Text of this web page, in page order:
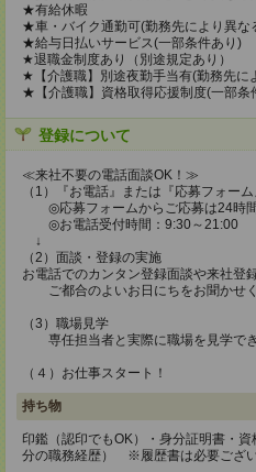
★有給休暇
★車・バイク通勤可(勤務先により異
★給与日払いサービス(一部条件あり)
★退職金制度あり（別途規定あり）
★【介護職】別途夜勤手当有(勤務先
★【介護職】資格取得応援制度(一部条
登録について
≪来社不要の電話面談OK！≫
（1）『お電話』または『応募フォー
◎応募フォームからご応募は24時間
◎お電話受付時間：9:30～21:00
↓
（2）面談・登録の実施
お電話でのカンタン登録面談や来社登
ご都合のよいお日にちをお聞かせく
（3）職場見学
専任担当者と実際に職場を見学でき
（４）お仕事スタート！
持ち物
印鑑（認印でもOK）・身分証明書・
分の職務経歴） ※履歴書は必要ござ